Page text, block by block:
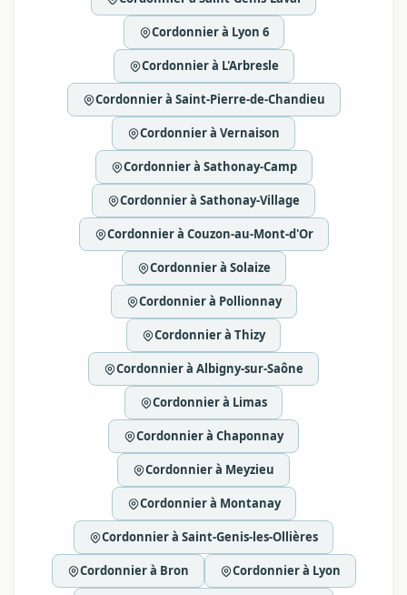
Cordonnier à Lyon 6
Cordonnier à L'Arbresle
Cordonnier à Saint-Pierre-de-Chandieu
Cordonnier à Vernaison
Cordonnier à Sathonay-Camp
Cordonnier à Sathonay-Village
Cordonnier à Couzon-au-Mont-d'Or
Cordonnier à Solaize
Cordonnier à Pollionnay
Cordonnier à Thizy
Cordonnier à Albigny-sur-Saône
Cordonnier à Limas
Cordonnier à Chaponnay
Cordonnier à Meyzieu
Cordonnier à Montanay
Cordonnier à Saint-Genis-les-Ollières
Cordonnier à Bron Cordonnier à Lyon